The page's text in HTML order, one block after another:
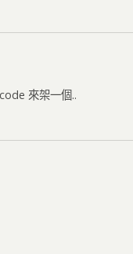
來架一個..